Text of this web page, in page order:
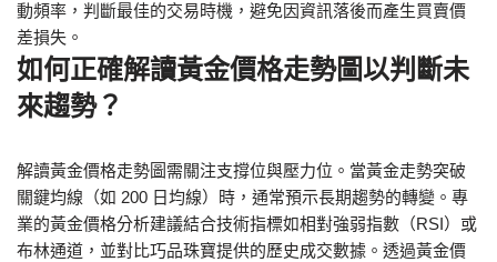
動頻率，判斷最佳的交易時機，避免因資訊落後而產生買賣價
差損失。
如何正確解讀黃金價格走勢圖以判斷未
來趨勢？
解讀黃金價格走勢圖需關注支撐位與壓力位。當黃金走勢突破
關鍵均線（如 200 日均線）時，通常預示長期趨勢的轉變。專
業的黃金價格分析建議結合技術指標如相對強弱指數（RSI）或
布林通道，並對比巧品珠寶提供的歷史成交數據。透過黃金價